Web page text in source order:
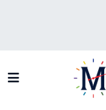
Bilim-Teknoloji
Trafik Durumu